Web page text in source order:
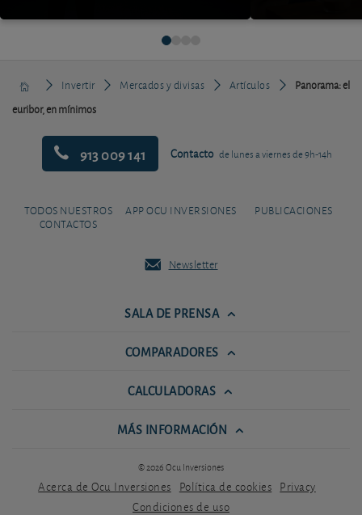
Invertir Mercados y divisas Artículos
Panorama: el
euribor, en mínimos
913 009 141 Contacto de lunes a viernes de 9h-14h
TODOS NUESTROS
CONTACTOS
APP OCU INVERSIONES PUBLICACIONES
Newsletter
SALA DE PRENSA
COMPARADORES
CALCULADORAS
MÁS INFORMACIÓN
© 2026 Ocu Inversiones
Acerca de Ocu Inversiones Política de cookies Privacy
Condiciones de uso